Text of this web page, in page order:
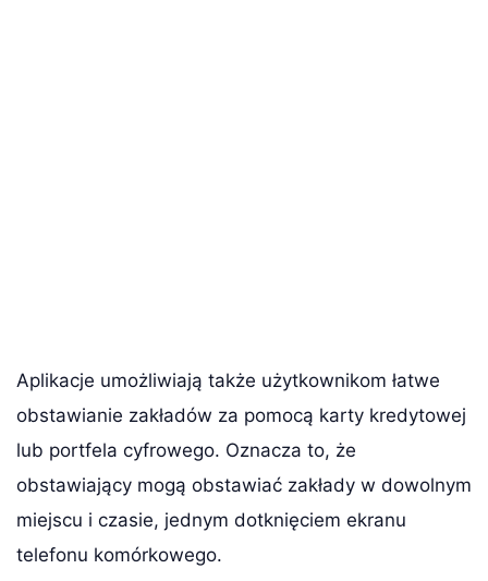
Aplikacje umożliwiają także użytkownikom łatwe
obstawianie zakładów za pomocą karty kredytowej
lub portfela cyfrowego. Oznacza to, że
obstawiający mogą obstawiać zakłady w dowolnym
miejscu i czasie, jednym dotknięciem ekranu
telefonu komórkowego.